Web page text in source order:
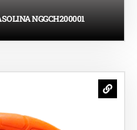
NGGCH200001